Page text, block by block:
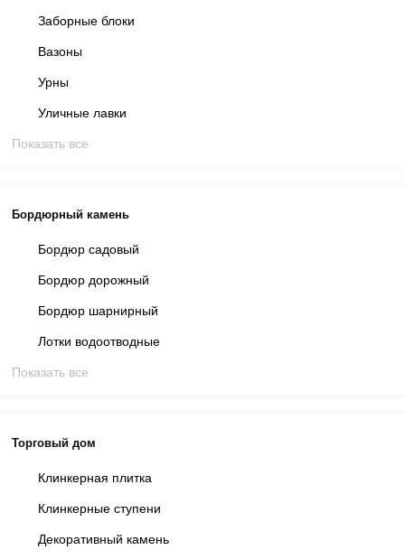
Заборные блоки
Вазоны
Урны
Уличные лавки
Показать все
Бордюрный камень
Бордюр садовый
Бордюр дорожный
Бордюр шарнирный
Лотки водоотводные
Показать все
Торговый дом
Клинкерная плитка
Клинкерные ступени
Декоративный камень